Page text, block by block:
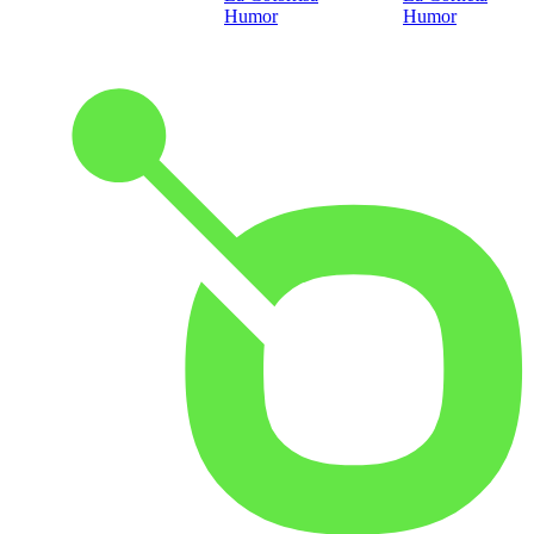
Humor
Humor